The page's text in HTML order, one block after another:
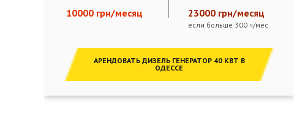
10000 грн/месяц
23000 грн/месяц
если больше 300 ч/мес
АРЕНДОВАТЬ ДИЗЕЛЬ ГЕНЕРАТОР 40 КВТ В
ОДЕССЕ